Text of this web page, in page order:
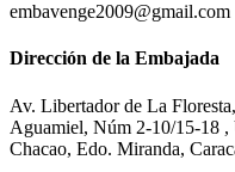
embavenge2009@gmail.com
Dirección de la Embajada
Av. Libertador de La
Aguamiel, Núm 2-10/15-18
Chacao, Edo. Miranda,